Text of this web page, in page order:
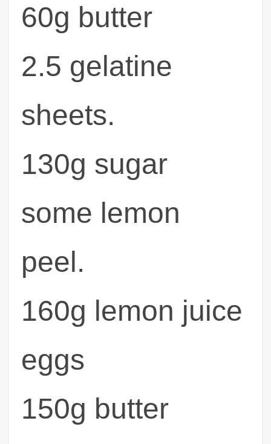
60g butter
2.5 gelatine
sheets.
130g sugar
some lemon
peel.
160g lemon juice
eggs
150g butter